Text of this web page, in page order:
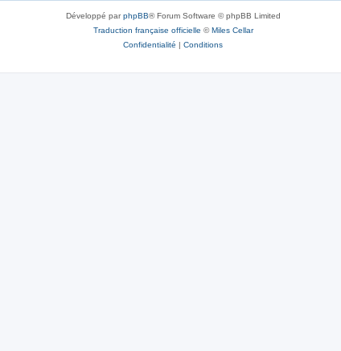
Développé parphpBB® Forum Software © phpBB Limited
Traduction française officielle ©Miles Cellar
Confidentialité | Conditions